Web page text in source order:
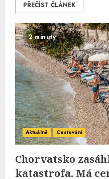
PŘEČÍST ČLÁNEK
2 minuty
Aktuálně Cestování
Chorvatsko
katastrofa. Má